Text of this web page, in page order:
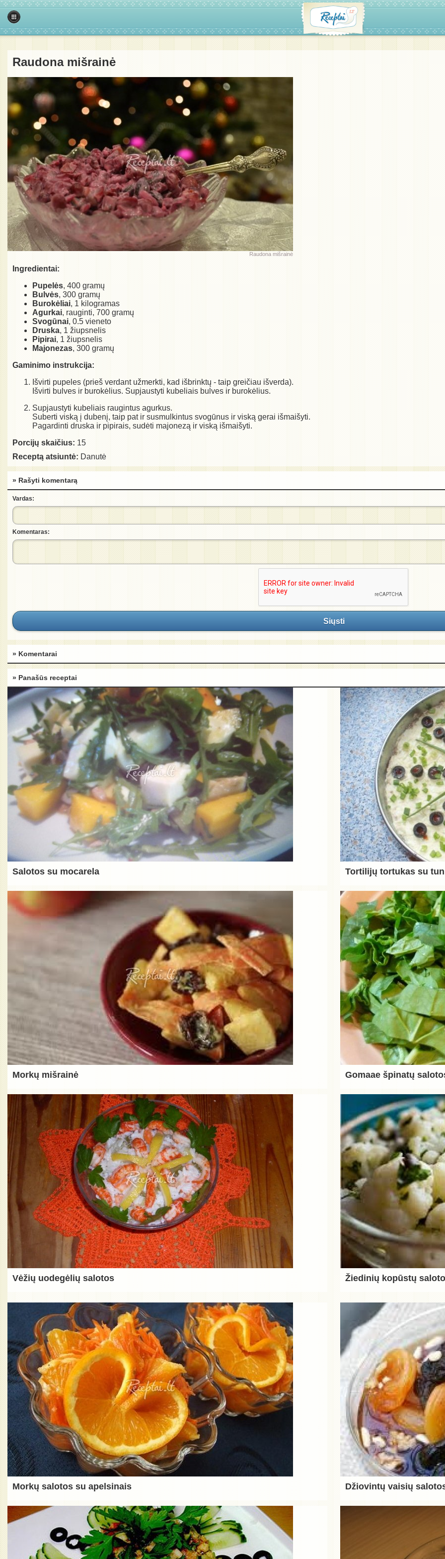
Raudona mišrainė
Raudona mišrainė
Ingredientai:
Pupelės, 400 gramų
Bulvės, 300 gramų
Burokėliai, 1 kilogramas
Agurkai, rauginti, 700 gramų
Svogūnai, 0.5 vieneto
Druska, 1 žiupsnelis
Pipirai, 1 žiupsnelis
Majonezas, 300 gramų
Gaminimo instrukcija:
Išvirti pupeles (prieš verdant užmerkti, kad išbrinktų - taip greičiau išverda).
Išvirti bulves ir burokėlius. Supjaustyti kubeliais bulves ir burokėlius.
Supjaustyti kubeliais raugintus agurkus.
Suberti viską į dubenį, taip pat ir susmulkintus svogūnus ir viską gerai išmaišyti.
Pagardinti druska ir pipirais, sudėti majonezą ir viską išmaišyti.
Porcijų skaičius: 15
Receptą atsiuntė: Danutė
» Rašyti komentarą
Vardas:
Komentaras:
Siųsti
» Komentarai
» Panašūs receptai
Salotos su mocarela Tortilijų tortukas su
Morkų mišrainė Gomaae špinatų
Vėžių uodegėlių salotos Žiedinių kopūstų
Morkų salotos su apelsinais Džiovintų vaisių